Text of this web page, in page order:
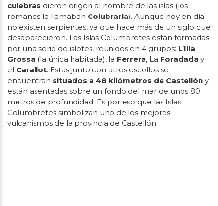
culebras dieron origen al nombre de las islas (los
romanos la llamaban Colubraria). Aunque hoy en día
no existen serpientes, ya que hace más de un siglo que
desaparecieron. Las Islas Columbretes están formadas
por una serie de islotes, reunidos en 4 grupos: L’Illa
Grossa (la única habitada), la Ferrera, La Foradada y
el Carallot. Estas junto con otros escollos se
encuentran situados a 48 kilómetros de Castellón y
están asentadas sobre un fondo del mar de unos 80
metros de profundidad. Es por eso que las Islas
Columbretes simbolizan uno de los mejores
vulcanismos de la provincia de Castellón.